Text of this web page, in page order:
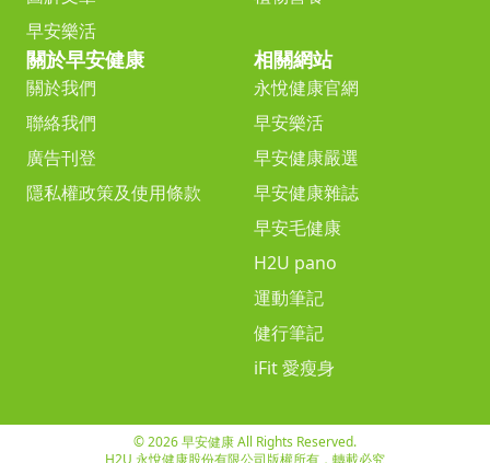
早安樂活
關於早安健康
關於我們
聯絡我們
廣告刊登
隱私權政策及使用條款
相關網站
永悅健康官網
早安樂活
早安健康嚴選
早安健康雜誌
早安毛健康
H2U pano
運動筆記
健行筆記
iFit 愛瘦身
© 2026 早安健康 All Rights Reserved.
H2U 永悅健康股份有限公司版權所有，轉載必究